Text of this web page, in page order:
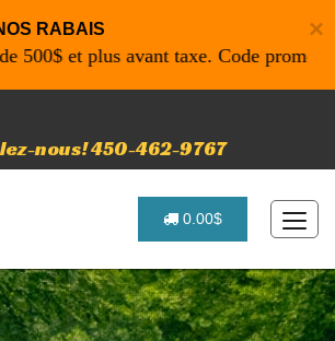
×
RABAIS
et plus avant taxe. Code promo:
nous! 450-462-9767
0.00$